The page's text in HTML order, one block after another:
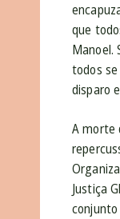
que
Manoel.
todos
disparo
A morte
Justiça